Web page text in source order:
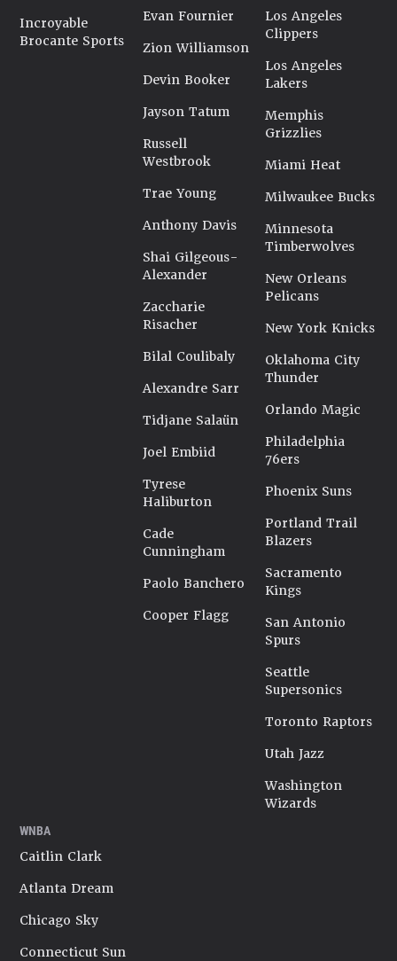
Incroyable
Brocante Sports
Evan Fournier
Zion Williamson
Devin Booker
Jayson Tatum
Russell
Westbrook
Trae Young
Anthony Davis
Shai Gilgeous-
Alexander
Zaccharie
Risacher
Bilal Coulibaly
Alexandre Sarr
Tidjane Salaün
Joel Embiid
Tyrese
Haliburton
Cade
Cunningham
Paolo Banchero
Cooper Flagg
Los Angeles
Clippers
Los Angeles
Lakers
Memphis
Grizzlies
Miami Heat
Milwaukee Bucks
Minnesota
Timberwolves
New Orleans
Pelicans
New York Knicks
Oklahoma City
Thunder
Orlando Magic
Philadelphia
76ers
Phoenix Suns
Portland Trail
Blazers
Sacramento
Kings
San Antonio
Spurs
Seattle
Supersonics
Toronto Raptors
Utah Jazz
Washington
Wizards
WNBA
Caitlin Clark
Atlanta Dream
Chicago Sky
Connecticut Sun